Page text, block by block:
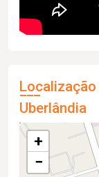
Uberlândia
+
−